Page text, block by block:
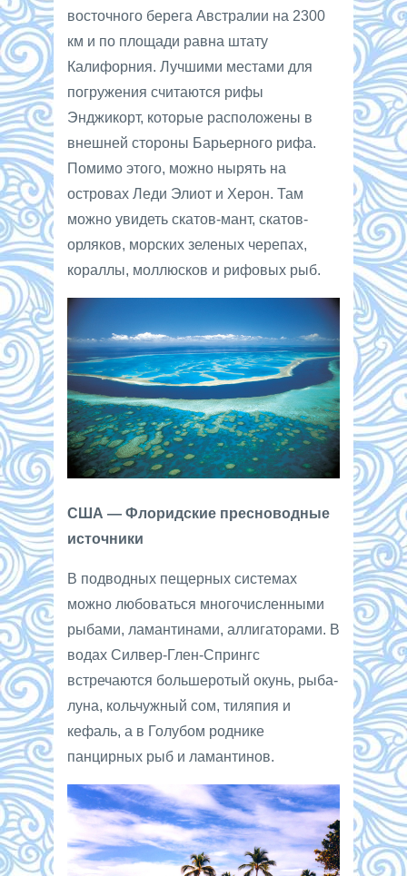
восточного берега Австралии на 2300
км и по площади равна штату
Калифорния. Лучшими местами для
погружения считаются рифы
Энджикорт, которые расположены в
внешней стороны Барьерного рифа.
Помимо этого, можно нырять на
островах Леди Элиот и Херон. Там
можно увидеть скатов-мант, скатов-
орляков, морских зеленых черепах,
кораллы, моллюсков и рифовых рыб.
США — Флоридские пресноводные
источники
В подводных пещерных системах
можно любоваться многочисленными
рыбами, ламантинами, аллигаторами. В
водах Силвер-Глен-Спрингс
встречаются большеротый окунь, рыба-
луна, кольчужный сом, тиляпия и
кефаль, а в Голубом роднике
панцирных рыб и ламантинов.